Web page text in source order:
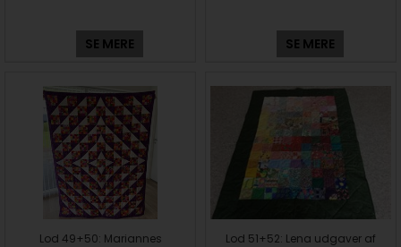
SE MERE SE MERE
Lod 49+50: Mariannes
Lod 51+52: Lena udgaver af